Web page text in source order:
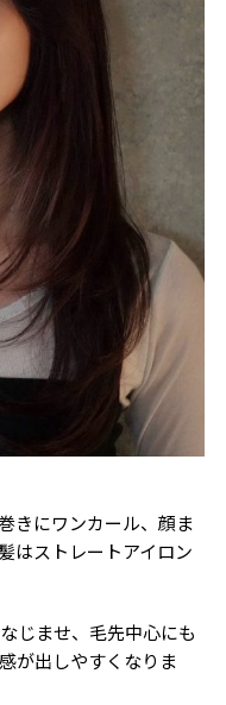
きにワンカール、顔ま
はストレートアイロン
じませ、毛先中心にも
が出しやすくなりま